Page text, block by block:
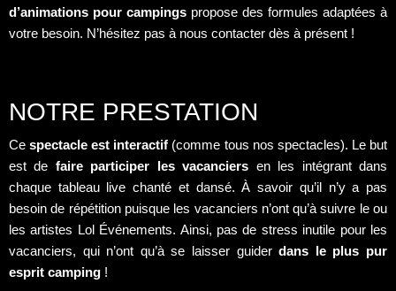
d’animations pour campings propose des formules adaptées à
votre besoin. N’hésitez pas à nous contacter dès à présent !
NOTRE PRESTATION
Cespectacle est interactif (comme tous nos spectacles). Le but
est de faire participer les vacanciers en les intégrant dans
chaque tableau live chanté et dansé. À savoir qu’il n’y a pas
besoin de répétition puisque les vacanciers n’ont qu’à suivre le ou
les artistes Lol Événements. Ainsi, pas de stress inutile pour les
vacanciers, qui n’ont qu’à se laisser guiderdans le plus pur
esprit camping !